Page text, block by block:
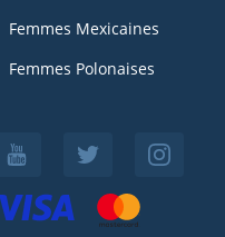
Femmes Mexicaines
Femmes Polonaises